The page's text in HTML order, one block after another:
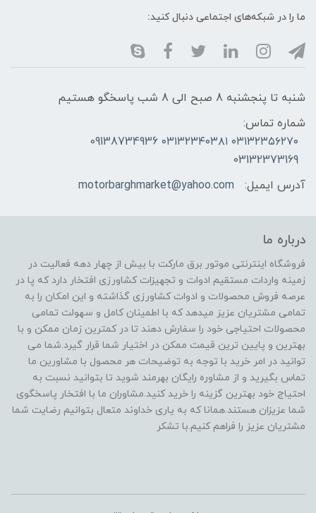
ما را در شبکه‌های اجتماعی دنبال کنید:
شنبه تا پنجشنبه 8 صبح الی 8 شب پاسخگو هستیم
شماره تماس:
۰۳۱۳۲۳۵۶۲۷۰ ۰۳۱۳۲۳۴۰۳۸۱ 09138734936
03132373169
آدرس ایمیل:
motorbarghmarket@yahoo.com
درباره ما
فروشگاه اینترنتی موتور برق مارکت با بیش از چهار دهه فعالیت در
زمینه واردات مستقیم ادوات و تجهیزات کشاورزی افتخار دارد که پا در
عرصه فروش محصولات و ادوات کشاورزی گذاشته و این امکان را به
تمامی مشتریان عزیز میدهد که با اطمینان کامل و سهولت تمامی
محصولات احتیاجی خود را سفارش دهند تا در کمترین زمان ممکن و با
بهترین و پایین ترین قیمت ممکن در اختیار شما قرار گیرد.شما می
توانید در امر خرید با توجه به توضیحات هر محصول با مشاورین ما
تماس بگیرید و از مشاوره رایگان بهرمند شوید تا بتوانید نسبت به
احتیاج خود بهترین گزینه را خرید کنید.مشاوران ما با افتخار پاسخگوی
شما عزیزان هستند.همانا که به یاری خداوند متعال بتوانیم رضایت شما
مشتریان عزیز را فراهم کنیم.با تشکر